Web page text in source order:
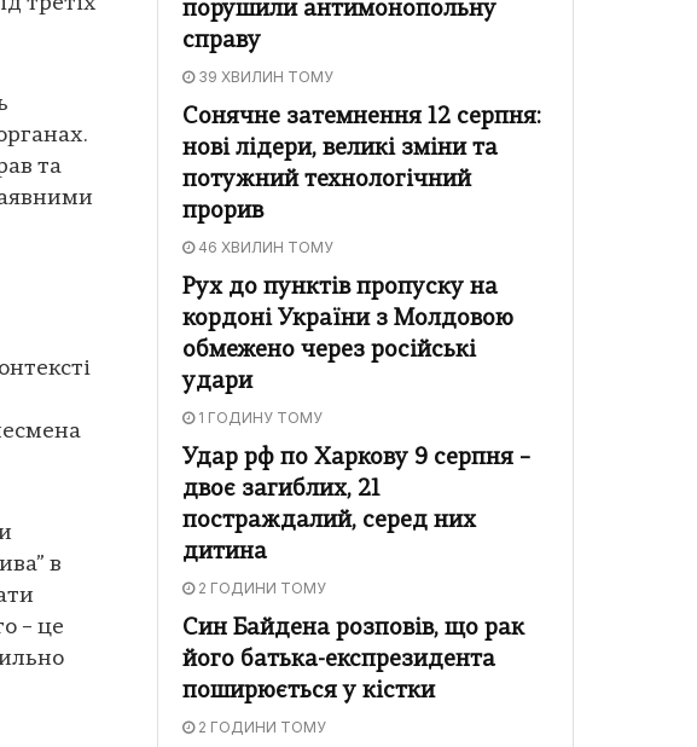
та
в
– це
порушили антимонопольну
справу
39 ХВИЛИН ТОМУ
Сонячне затемнення 12 серпня:
нові лідери, великі зміни та
потужний технологічний
прорив
46 ХВИЛИН ТОМУ
Рух до пунктів пропуску на
кордоні України з Молдовою
обмежено через російські
удари
1 ГОДИНУ ТОМУ
Удар рф по Харкову 9 серпня –
двоє загиблих, 21
постраждалий, серед них
дитина
2 ГОДИНИ ТОМУ
Син Байдена розповів, що рак
його батька-експрезидента
поширюється у кістки
2 ГОДИНИ ТОМУ